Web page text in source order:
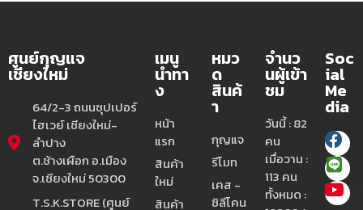
ศูนย์กุญแจ
เชียงใหม่
64/2-3 ถนนซุปเปอร์
ไฮเวย์ เชียงใหม่-
ลำปาง
ต.ช้างเผือก อ.เมือง
จ.เชียงใหม่ 50300
T.S.K.STORE (ศูนย์
เมนู
นำทา
ง
หน้า
แรก
สินค้า
ใหม่
สินค้า
หมว
ด
สินค้
า
กุญแจ
รีโมท
เคส -
ซิลีโคน
จำนว
นผู้เข้า
ชม
วันนี้ : 82
คน
เมื่อวาน :
113 คน
ทั้งหมด :
Soc
ial
Me
dia